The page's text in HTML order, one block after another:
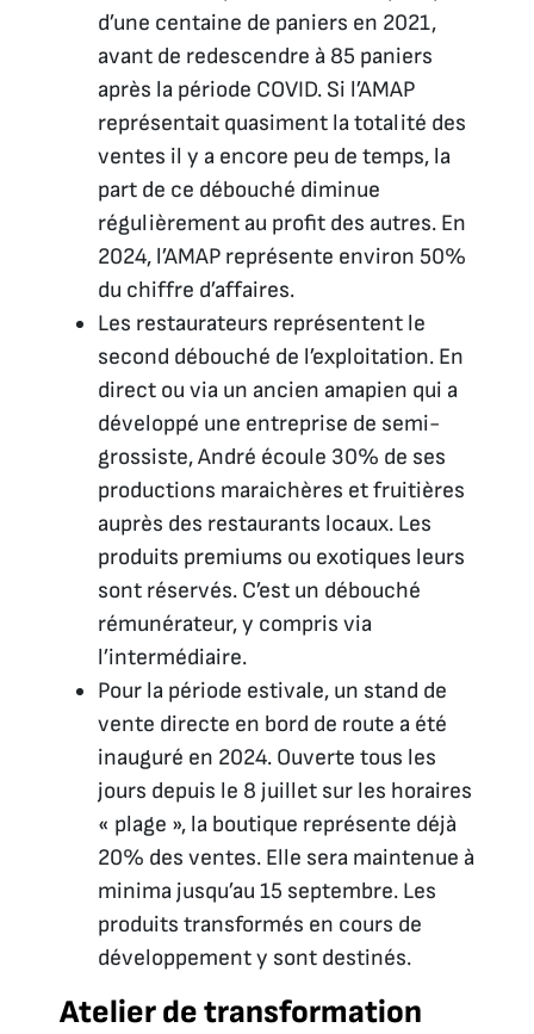
d’une centaine de paniers en 2021,
avant de redescendre à 85 paniers
après la période COVID. Si l’AMAP
représentait quasiment la totalité des
ventes il y a encore peu de temps, la
part de ce débouché diminue
régulièrement au profit des autres. En
2024, l’AMAP représente environ 50%
du chiffre d’affaires.
Les restaurateurs représentent le
second débouché de l’exploitation. En
direct ou via un ancien amapien qui a
développé une entreprise de semi-
grossiste, André écoule 30% de ses
productions maraichères et fruitières
auprès des restaurants locaux. Les
produits premiums ou exotiques leurs
sont réservés. C’est un débouché
rémunérateur, y compris via
l’intermédiaire.
Pour la période estivale, un stand de
vente directe en bord de route a été
inauguré en 2024. Ouverte tous les
jours depuis le 8 juillet sur les horaires
« plage », la boutique représente déjà
20% des ventes. Elle sera maintenue à
minima jusqu’au 15 septembre. Les
produits transformés en cours de
développement y sont destinés.
Atelier de transformation